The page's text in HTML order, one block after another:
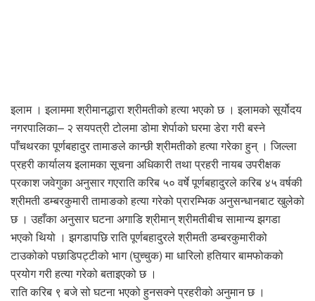
इलाम । इलाममा श्रीमानद्धारा श्रीमतीको हत्या भएको छ । इलामको सूर्योदय
नगरपालिका– २ सयपत्री टोलमा डोमा शेर्पाको घरमा डेरा गरी बस्ने
पाँचथरका पूर्णबहादुर तामाङले कान्छी श्रीमतीको हत्या गरेका हुन् । जिल्ला
प्रहरी कार्यालय इलामका सूचना अधिकारी तथा प्रहरी नायब उपरीक्षक
प्रकाश जवेगुका अनुसार गएराति करिब ५० वर्षे पूर्णबहादुरले करिब ४५ वर्षकी
श्रीमती डम्बरकुमारी तामाङको हत्या गरेको प्रारम्भिक अनुसन्धानबाट खुलेको
छ । उहाँका अनुसार घटना अगाडि श्रीमान् श्रीमतीबीच सामान्य झगडा
भएको थियो । झगडापछि राति पूर्णबहादुरले श्रीमती डम्बरकुमारीको
टाउकोको पछाडिपट्टीको भाग (घुच्चुक) मा धारिलो हतियार बामफोकको
प्रयोग गरी हत्या गरेको बताइएको छ ।
राति करिब ९ बजे सो घटना भएको हुनसक्ने प्रहरीको अनुमान छ ।